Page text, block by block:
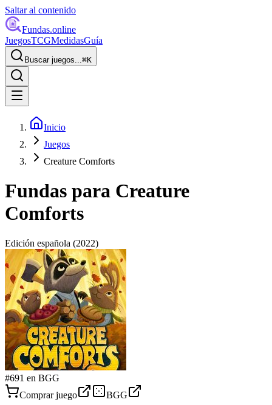
Saltar al contenido
Fundas.online
JuegosTCGMedidasGuía
Buscar juegos...⌘K
Inicio
Juegos
Creature Comforts
Fundas para Creature
Comforts
Edición española (2022)
#691 en BGG
Comprar juego
BGG